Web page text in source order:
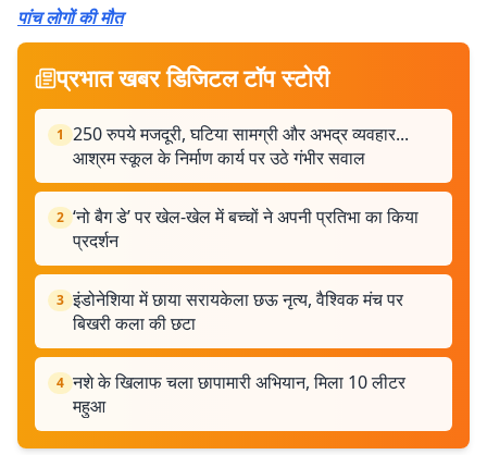
पांच लोगों की मौत
प्रभात खबर डिजिटल टॉप स्टोरी
1 250 रुपये मजदूरी, घटिया सामग्री और अभद्र व्यवहार...
आश्रम स्कूल के निर्माण कार्य पर उठे गंभीर सवाल
2 ‘नो बैग डे’ पर खेल-खेल में बच्चों ने अपनी प्रतिभा का किया
प्रदर्शन
3 इंडोनेशिया में छाया सरायकेला छऊ नृत्य, वैश्विक मंच पर
बिखरी कला की छटा
4 नशे के खिलाफ चला छापामारी अभियान, मिला 10 लीटर
महुआ